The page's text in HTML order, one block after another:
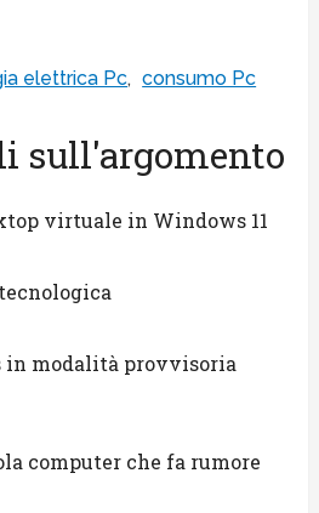
elettrica Pc, consumo Pc
sull'argomento
virtuale in Windows 11
in modalità provvisoria
computer che fa rumore